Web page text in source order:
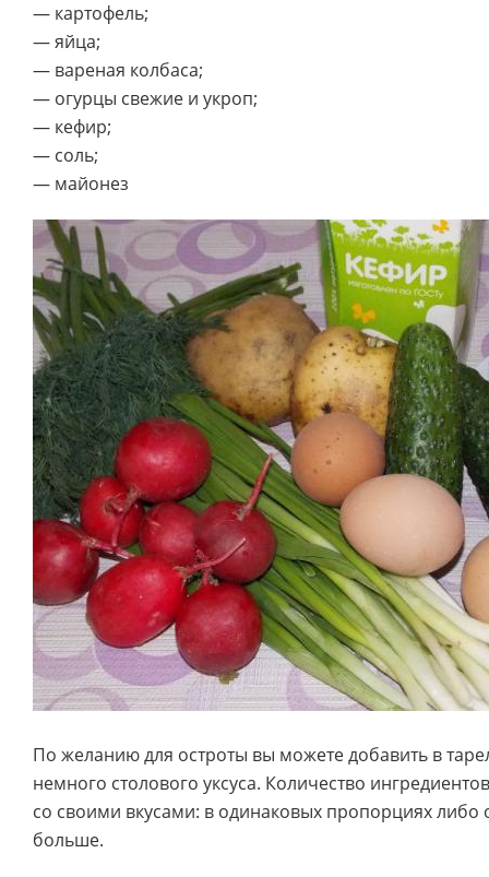
— картофель;
— яйца;
— вареная колбаса;
— огурцы свежие и укроп;
— кефир;
— соль;
— майонез
По желанию для остроты вы можете добавить в
немного столового уксуса. Количество
со своими вкусами: в одинаковых пропорциях либо
больше.